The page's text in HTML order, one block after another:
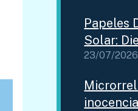
Papeles
Solar:
23/07/2026